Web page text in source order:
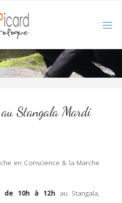
DIN
E PI
CAR
D :
PHR
HYP
AP
Stangala Mardi
en Conscience & la Marche
de 10h à 12h au Stangala,